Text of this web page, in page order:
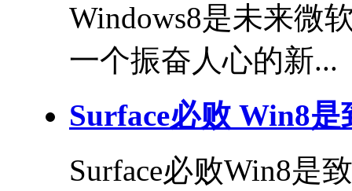
Windows8是未来微
一个振奋人心的新...
Surface必败 Win8是
Surface必败Win8是